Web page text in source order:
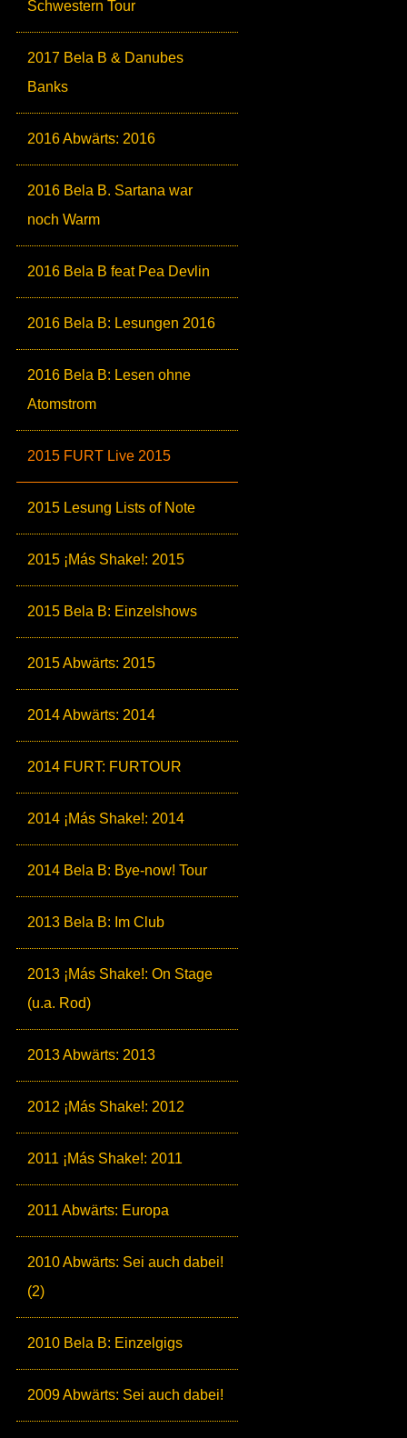
Schwestern Tour
2017 Bela B & Danubes
Banks
2016 Abwärts: 2016
2016 Bela B. Sartana war
noch Warm
2016 Bela B feat Pea Devlin
2016 Bela B: Lesungen 2016
2016 Bela B: Lesen ohne
Atomstrom
2015 FURT Live 2015
2015 Lesung Lists of Note
2015 ¡Más Shake!: 2015
2015 Bela B: Einzelshows
2015 Abwärts: 2015
2014 Abwärts: 2014
2014 FURT: FURTOUR
2014 ¡Más Shake!: 2014
2014 Bela B: Bye-now! Tour
2013 Bela B: Im Club
2013 ¡Más Shake!: On Stage
(u.a. Rod)
2013 Abwärts: 2013
2012 ¡Más Shake!: 2012
2011 ¡Más Shake!: 2011
2011 Abwärts: Europa
2010 Abwärts: Sei auch dabei!
(2)
2010 Bela B: Einzelgigs
2009 Abwärts: Sei auch dabei!